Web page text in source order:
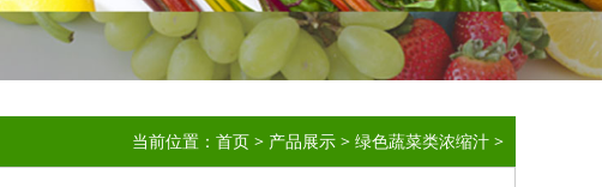
当前位置： 首页 > 产品展示 > 绿色蔬菜类浓缩汁 >